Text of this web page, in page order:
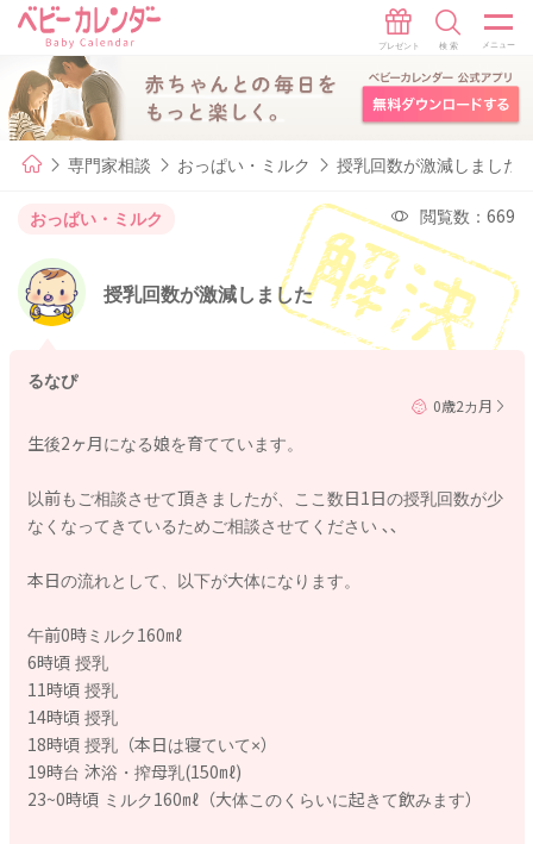
専門家相談 おっぱい・ミルク 授乳回数が激減しました
おっぱい・ミルク 閲覧数：669
授乳回数が激減しました
るなぴ
0歳2カ月
生後2ヶ月になる娘を育てています。
以前もご相談させて頂きましたが、ここ数日1日の授乳回数が少
なくなってきているためご相談させてください ､､
本日の流れとして、以下が大体になります。
午前0時ミルク160㎖
6時頃 授乳
11時頃 授乳
14時頃 授乳
18時頃 授乳（本日は寝ていて‪×）
19時台 沐浴・搾母乳(150㎖)
23~0時頃 ミルク160㎖（大体このくらいに起きて飲みます）